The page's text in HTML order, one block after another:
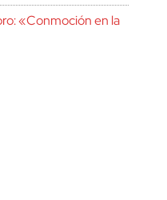
«Conmoción en la